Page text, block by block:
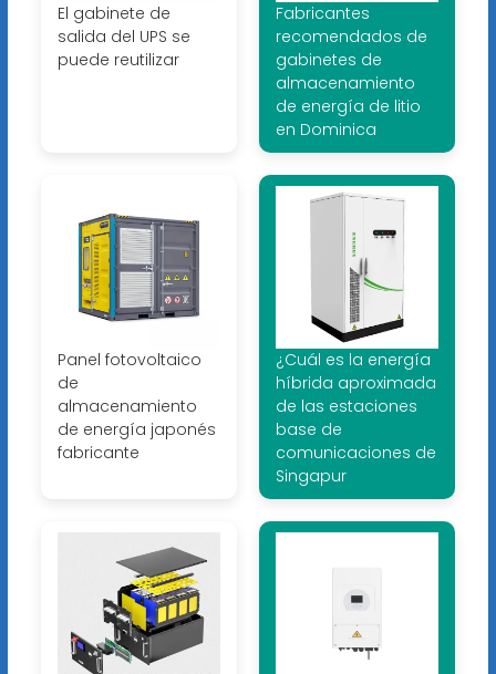
El gabinete de
salida del UPS se
puede reutilizar
Fabricantes
recomendados de
gabinetes de
almacenamiento
de energía de litio
en Dominica
Panel fotovoltaico
de
almacenamiento
de energía japonés
fabricante
¿Cuál es la energía
híbrida aproximada
de las estaciones
base de
comunicaciones de
Singapur